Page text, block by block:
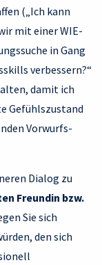
(„Ich kann
mit einer WIE-
in Gang
verbessern?“
damit ich
Gefühlszustand
Vorwurfs-
Dialog zu
Freundin bzw.
Sie sich
den sich